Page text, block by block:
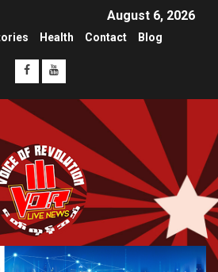
August 6, 2026
Health Contact Blog